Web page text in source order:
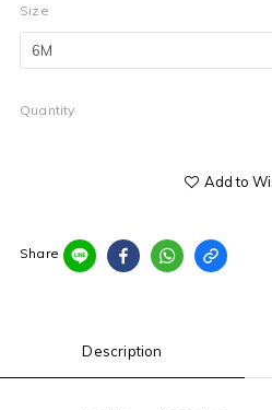
Size
Quantity
Add to
Share
Description